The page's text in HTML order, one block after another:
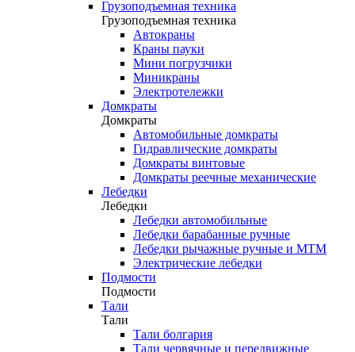
Грузоподъемная техника
Грузоподъемная техника
Автокраны
Краны пауки
Мини погрузчики
Миникраны
Электротележки
Домкраты
Домкраты
Автомобильные домкраты
Гидравлические домкраты
Домкраты винтовые
Домкраты реечные механические
Лебедки
Лебедки
Лебедки автомобильные
Лебедки барабанные ручные
Лебедки рычажные ручные и МТМ
Электрические лебедки
Подмости
Подмости
Тали
Тали
Тали болгария
Тали червячные и передвижные